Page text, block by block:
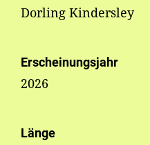
Dorling Kindersley
Erscheinungsjahr
2026
Länge